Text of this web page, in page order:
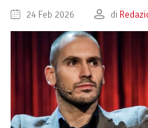
24 Feb 2026 di